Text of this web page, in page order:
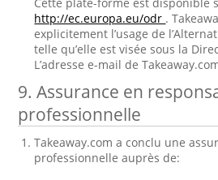
http://ec.europa.eu/odr .
explicitement l’usage de
telle qu’elle est visée sous la
L’adresse e-mail de
9. Assurance en
professionnelle
Takeaway.com a conclu une
professionnelle auprès de: